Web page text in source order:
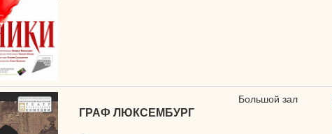
ГРАФ ЛЮКСЕМБУРГ
Большой зал